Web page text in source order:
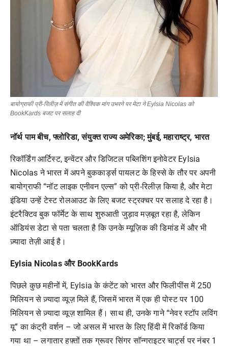
बायोग्राफी प्री-रिलीज़ में संगीत की वैश्विक मांग उभरने पर मेटा ने Eylsia Nicolas को
BookKards बजट पर सलाह दी
नॉर्थ पाम बीच, फ्लोरिडा, संयुक्त राज्य अमेरिका; मुंबई, महाराष्ट्र, भारत
रिकॉर्डिंग आर्टिस्ट, इन्वेंटर और डिजिटल पब्लिशिंग इनोवेटर Eylsia
Nicolas ने भारत में अपने बुककार्ड्स पायलट के हिस्से के तौर पर अपनी
बायोग्राफी “नॉट लाइक एनीवन एल्स” को प्री-रिलीज़ किया है, और मेटा
इंडिया उन्हें टेस्ट रोलआउट के लिए बजट स्ट्रक्चर पर सलाह दे रहा है।
इंटरैक्टिव बुक फॉर्मेट के साथ शुरुआती जुड़ाव मज़बूत रहा है, लेकिन
ऑडियंस डेटा से पता चलता है कि उनके म्यूज़िक की डिमांड में और भी
ज़्यादा तेज़ी आई है।
Eylsia Nicolas और BookKards
पिछले कुछ महीनों में, Eylsia के कंटेंट को भारत और फिलीपींस में 250
मिलियन से ज़्यादा व्यूज़ मिले हैं, जिसमें भारत में एक ही पोस्ट पर 100
मिलियन से ज़्यादा व्यूज़ शामिल हैं। साथ ही, उनके गाने “नेवर स्टॉप लविंग
यू” का कंट्री वर्शन – जो असल में भारत के लिए हिंदी में रिकॉर्ड किया
गया था – लगातार हफ़्तों तक ग्रूवर सिंगर सॉन्गराइटर चार्ट्स पर नंबर 1